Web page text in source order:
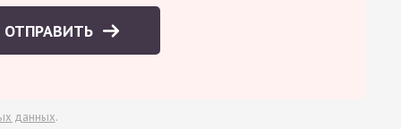
ОТПРАВИТЬ
данных.